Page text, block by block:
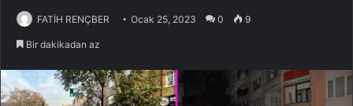
FATİH RENÇBER Ocak 25, 2023 0 9
Bir dakikadan az